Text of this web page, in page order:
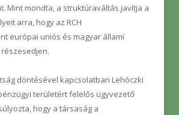
Mint mondta, a struktúraváltás javítja a
arra, hogy az RCH
európai uniós és magyar állami
döntésével kapcsolatban Lehóczki
területért felelős ügyvezető
hogy a társaság a